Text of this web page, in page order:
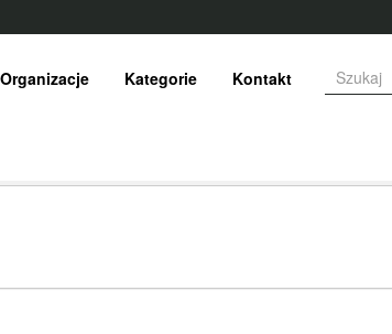
Organizacje Kategorie Kontakt